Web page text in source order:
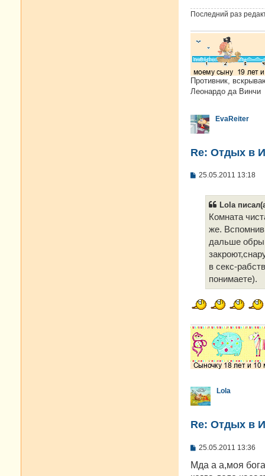
Последний раз
Противник,
Леонардо да Винчи
EvaReiter
Re: Отдых в
С
25.05.2011 13:18
Lola
Комната
же.
дальше
в секс-
понимаете).
Lola
Re: Отдых в
С
о
б
25.05.2011 13:36
Мда а а,моя